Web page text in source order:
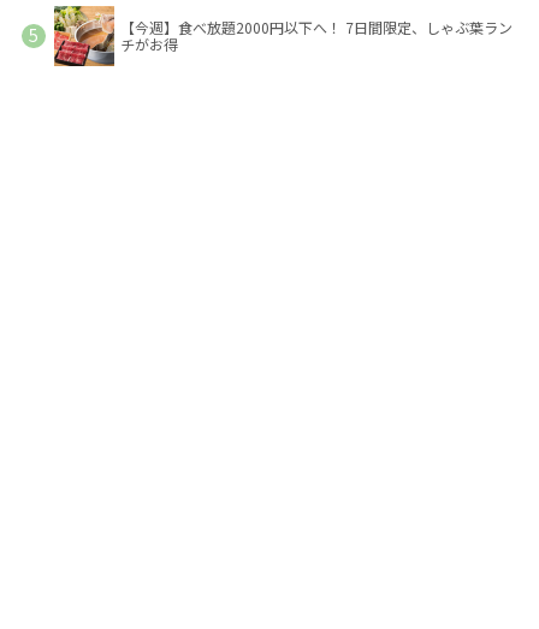
【今週】食べ放題2000円以下へ！ 7日間限定、しゃぶ葉ラン
チがお得